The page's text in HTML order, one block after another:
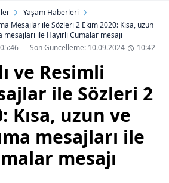
Yaşam Haberleri
Mesajlar ile Sözleri 2 Ekim 2020: Kısa, uzun
ile Hayırlı Cumalar mesajı
05:46 Son Güncelleme: 10.09.2024 10:42
ve Resimli
ile Sözleri 2
Kısa, uzun ve
mesajları ile
mesajı